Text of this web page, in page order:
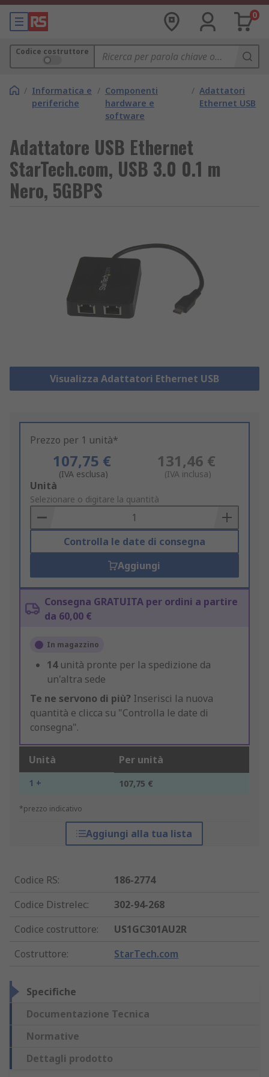
0
Codice costruttore
/ Informatica e
periferiche
/ Componenti
hardware e
software
/ Adattatori
Ethernet USB
Adattatore USB Ethernet
StarTech.com, USB 3.0 0.1 m
Nero, 5GBPS
Visualizza Adattatori Ethernet USB
Prezzo per 1 unità*
107,75 €
(IVA esclusa)
131,46 €
(IVA inclusa)
Add
to
Basket
Unità
Selezionare o digitare la quantità
Controlla le date di consegna
Aggiungi
Consegna GRATUITA per ordini a partire
da 60,00 €
In magazzino
14 unità pronte per la spedizione da
un'altra sede
Te ne servono di più? Inserisci la nuova
quantità e clicca su "Controlla le date di
consegna".
Unità Per unità
1 + 107,75 €
*prezzo indicativo
Aggiungi alla tua lista
Codice RS:
186-2774
Codice Distrelec:
302-94-268
Codice costruttore:
US1GC301AU2R
Costruttore: StarTech.com
Specifiche
Documentazione Tecnica
Normative
Dettagli prodotto